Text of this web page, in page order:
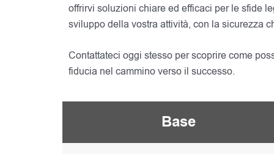
offrirvi soluzioni chiare ed efficaci per le sfide
sviluppo della vostra attività, con la sicurezza
Contattateci oggi stesso per scoprire come
fiducia nel cammino verso il successo.
Base